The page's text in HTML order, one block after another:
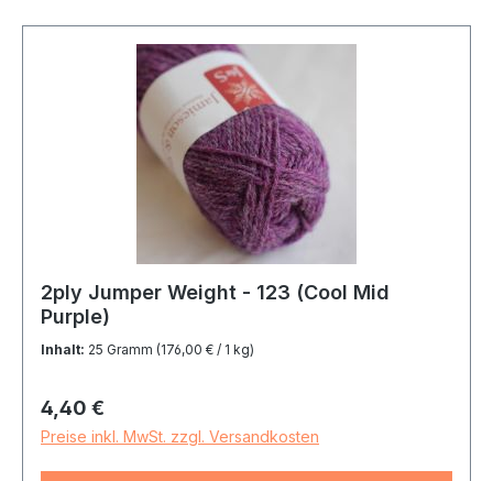
2ply Jumper Weight - 123 (Cool Mid
Purple)
Inhalt: 25 Gramm (176,00 € / 1 kg)
Regulärer Preis:
4,40 €
Preise inkl. MwSt. zzgl. Versandkosten